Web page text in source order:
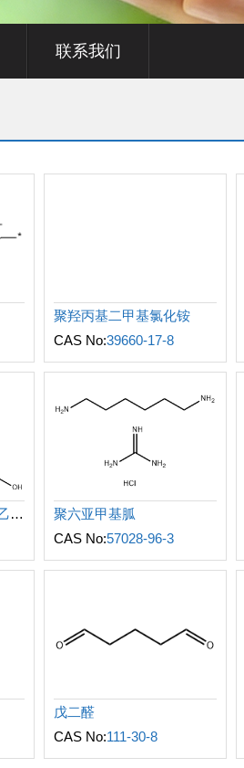
联系我们
聚羟丙基二甲基氯化铵
CAS No:39660-17-8
六氢 - 1,3,5 - 三 (2 - 羟乙基)- 均三嗪
聚六亚甲基胍
CAS No:57028-96-3
戊二醛
CAS No:111-30-8